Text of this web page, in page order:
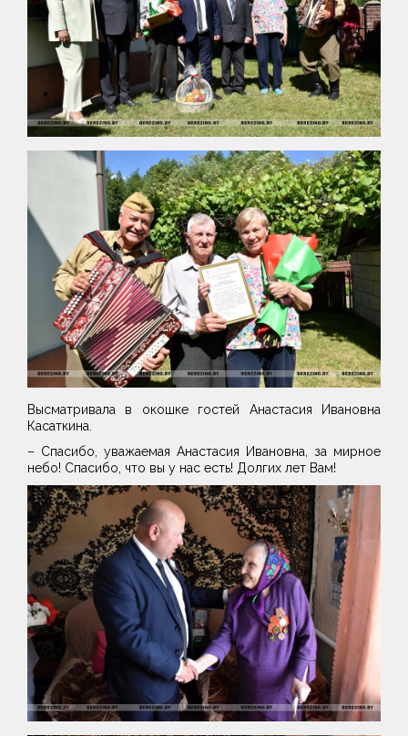
Высматривала в окошке гостей Анастасия Ивановна
Касаткина.
– Спасибо, уважаемая Анастасия Ивановна, за мирное
небо! Спасибо, что вы у нас есть! Долгих лет Вам!